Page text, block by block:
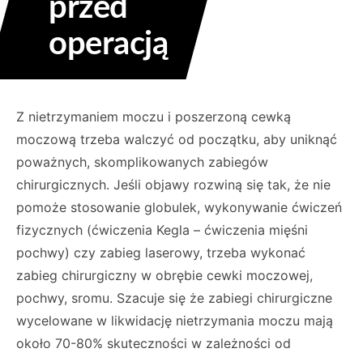
przed
operacją
Z nietrzymaniem moczu i poszerzoną cewką
moczową trzeba walczyć od początku, aby uniknąć
poważnych, skomplikowanych zabiegów
chirurgicznych. Jeśli objawy rozwiną się tak, że nie
pomoże stosowanie globulek, wykonywanie ćwiczeń
fizycznych (ćwiczenia Kegla – ćwiczenia mięśni
pochwy) czy zabieg laserowy, trzeba wykonać
zabieg chirurgiczny w obrębie cewki moczowej,
pochwy, sromu. Szacuje się że zabiegi chirurgiczne
wycelowane w likwidację nietrzymania moczu mają
około 70-80% skuteczności w zależności od